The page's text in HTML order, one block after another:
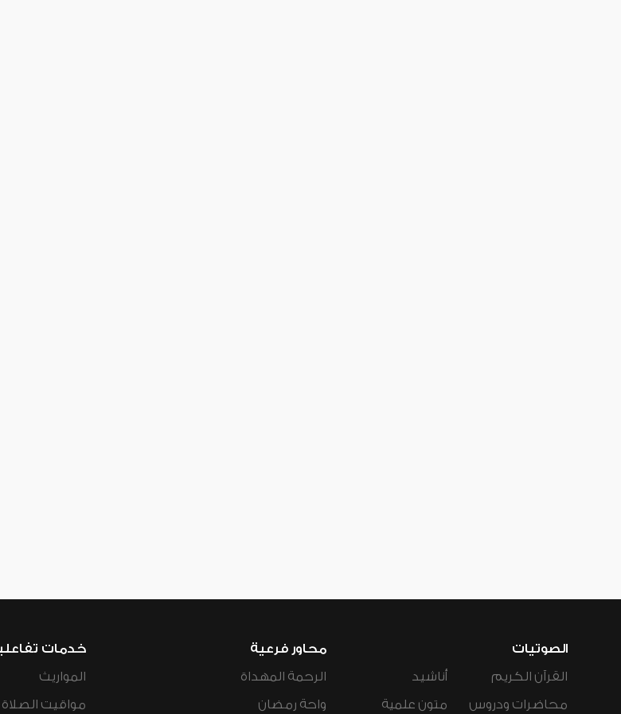
الصوتيات
القرآن الكريم
محاضرات ودروس
أناشيد
متون علمية
محاور فرعية
الرحمة المهداة
واحة رمضان
خدمات
المواريث
مواقيت الصلاة